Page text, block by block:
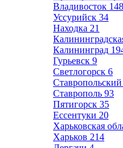
Владивосток 148
Уссурийск 34
Находка 21
Калининград
Гурьевск 9
Светлогорск 6
Ставрополь 93
Пятигорск 35
Ессентуки 20
Харьковская
Харьков 214